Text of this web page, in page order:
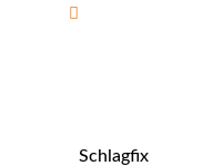
Schlagfix